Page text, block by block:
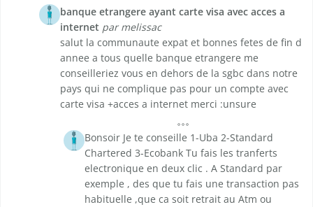
banque etrangere ayant carte visa avec acces a
internet par melissac
salut la communaute expat et bonnes fetes de fin d
annee a tous quelle banque etrangere me
conseilleriez vous en dehors de la sgbc dans notre
pays qui ne complique pas pour un compte avec
carte visa +acces a internet merci :unsure
Bonsoir Je te conseille 1-Uba 2-Standard
Chartered 3-Ecobank Tu fais les tranferts
electronique en deux clic . A Standard par
exemple , des que tu fais une transaction pas
habituelle ,que ca soit retrait au Atm ou